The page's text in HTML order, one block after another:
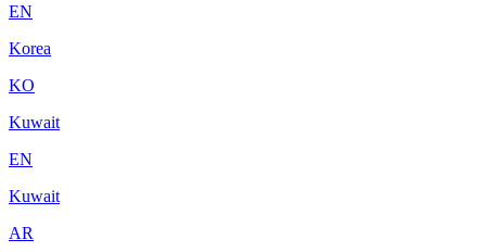
EN
Korea
KO
Kuwait
EN
Kuwait
AR